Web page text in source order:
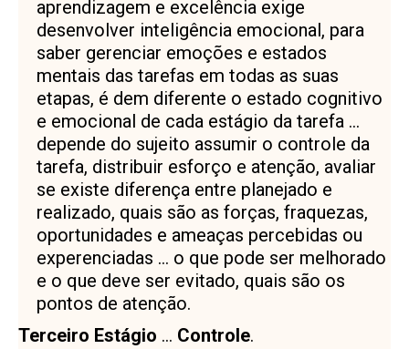
aprendizagem e excelência exige
desenvolver inteligência emocional, para
saber gerenciar emoções e estados
mentais das tarefas em todas as suas
etapas, é dem diferente o estado cognitivo
e emocional de cada estágio da tarefa …
depende do sujeito assumir o controle da
tarefa, distribuir esforço e atenção, avaliar
se existe diferença entre planejado e
realizado, quais são as forças, fraquezas,
oportunidades e ameaças percebidas ou
experenciadas … o que pode ser melhorado
e o que deve ser evitado, quais são os
pontos de atenção.
Terceiro Estágio … Controle.